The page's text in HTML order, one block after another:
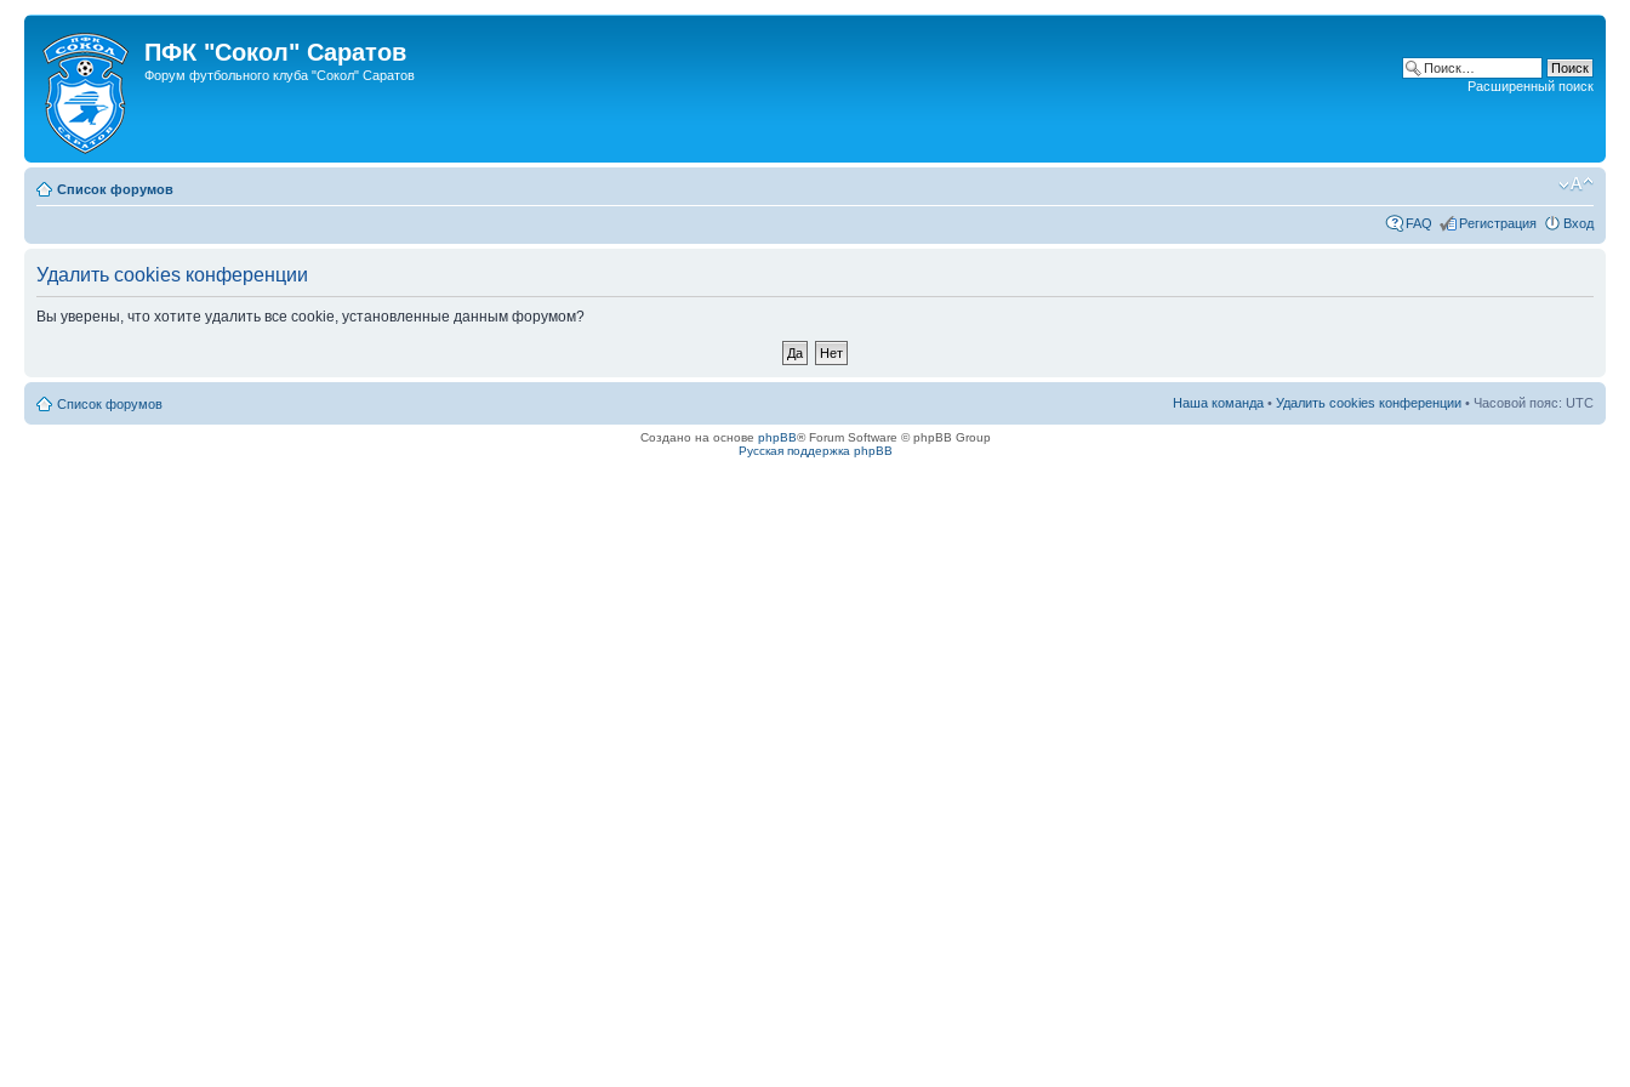
ПФК "Сокол" Саратов
Форум футбольного клуба "Сокол" Саратов
Расширенный поиск
Список форумов
FAQ Регистрация Вход
Удалить cookies конференции
Вы уверены, что хотите удалить все cookie, установленные данным форумом?
Список форумов Наша команда • Удалить cookies конференции • Часовой пояс: UTC
Создано на основе phpBB® Forum Software © phpBB Group
Русская поддержка phpBB